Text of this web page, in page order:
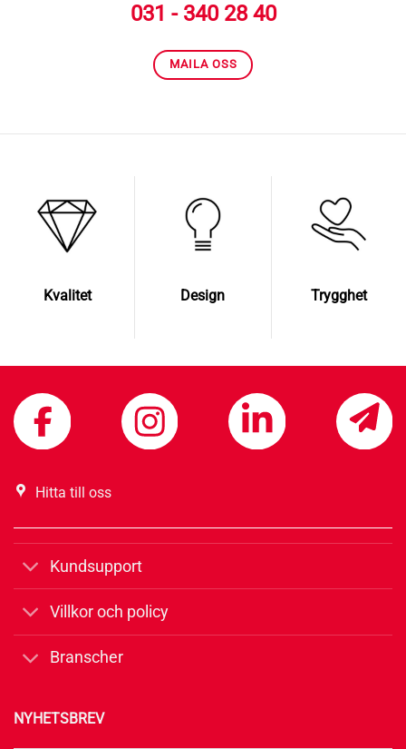
031 - 340 28 40
MAILA OSS
Kvalitet Design Trygghet
Hitta till oss
Kundsupport
Villkor och policy
Branscher
NYHETSBREV